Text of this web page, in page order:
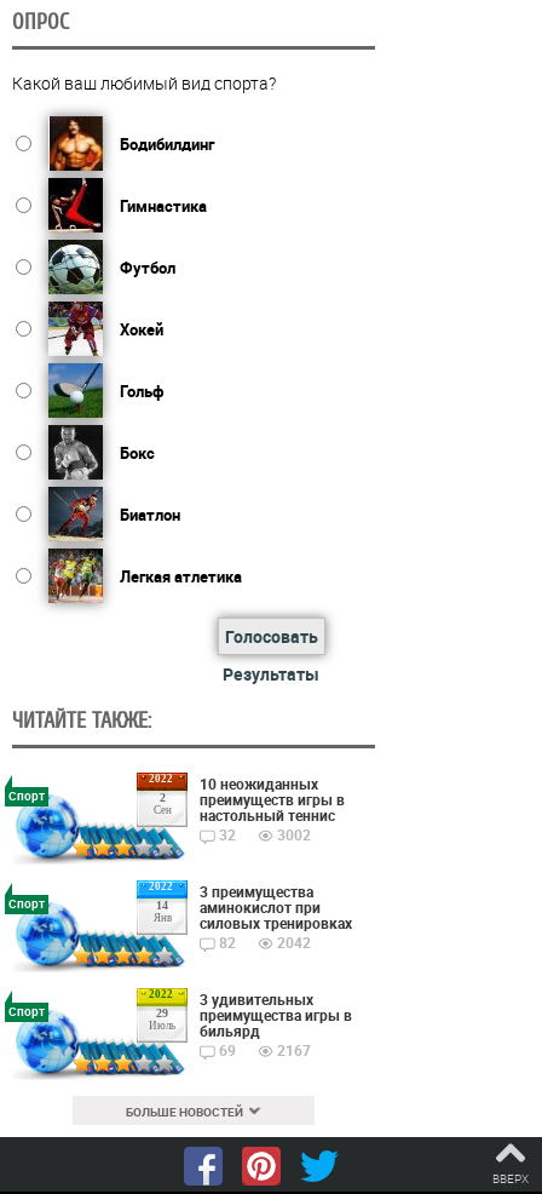
ОПРОС
Какой ваш любимый вид спорта?
Бодибилдинг
Гимнастика
Футбол
Хокей
Гольф
Бокс
Биатлон
Легкая атлетика
Голосовать
Результаты
ЧИТАЙТЕ ТАКЖЕ:
2022
2
Сен
Спорт
10 неожиданных
преимуществ игры в
настольный теннис
32
3002
2022
14
Янв
Спорт
3 преимущества
аминокислот при
силовых тренировках
82
2042
2022
29
Июль
Спорт
3 удивительных
преимущества игры в
бильярд
69
2167
БОЛЬШЕ НОВОСТЕЙ
ВВЕРХ